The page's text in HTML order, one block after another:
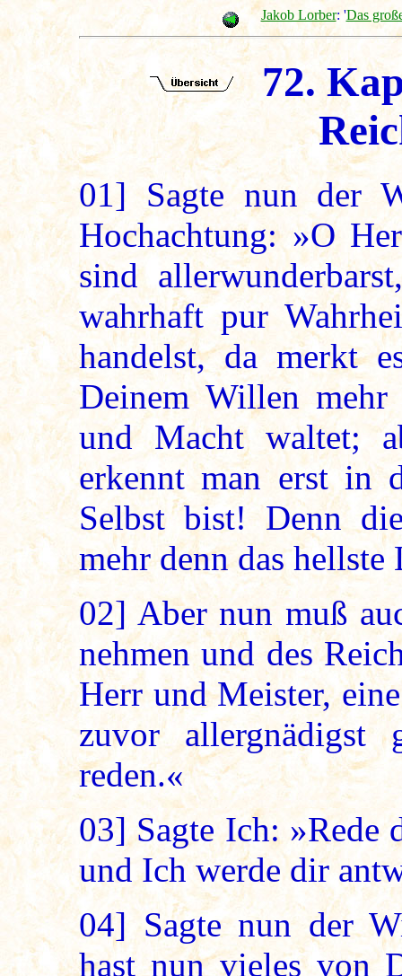
Jakob Lorber: 'Das
72.
01] Sagte nun der
Hochachtung: »O
sind
wahrhaft pur
handelst, da merkt
Deinem Willen
und Macht waltet;
erkennt man erst in
Selbst bist! Denn
mehr denn das
02] Aber nun muß
nehmen und des
Herr und Meister,
zuvor
reden.«
03]Sagte Ich: »Rede
und Ich werde dir
04] Sagte nun der
hast nun vieles von